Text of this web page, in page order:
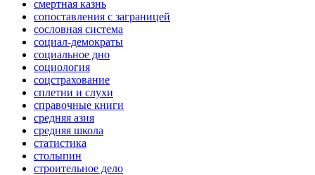
смертная казнь
сопоставления с заграницей
сословная система
социал-демократы
социальное дно
социология
соцстрахование
сплетни и слухи
справочные книги
средняя азия
средняя школа
статистика
столыпин
строительное дело